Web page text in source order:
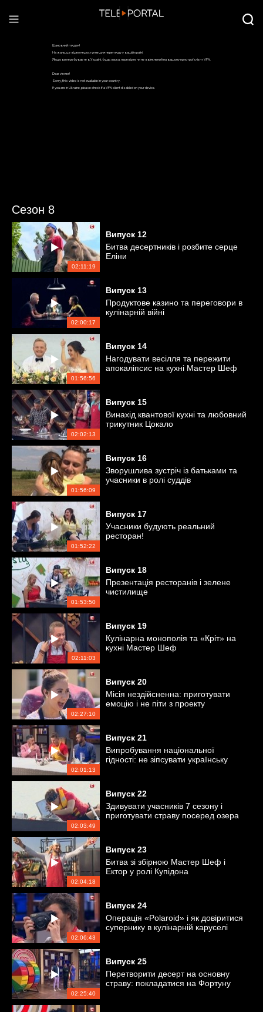
Сезон 8
02:11:19
Випуск 12
Битва десертників і розбите серце
Еліни
02:00:17
Випуск 13
Продуктове казино та переговори в
кулінарній війні
01:56:56
Випуск 14
Нагодувати весілля та пережити
апокаліпсис на кухні Мастер Шеф
02:02:13
Випуск 15
Винахід квантової кухні та любовний
трикутник Цокало
01:56:09
Випуск 16
Зворушлива зустріч із батьками та
учасники в ролі суддів
01:52:22
Випуск 17
Учасники будують реальний
ресторан!
01:53:50
Випуск 18
Презентація ресторанів і зелене
чистилище
02:11:03
Випуск 19
Кулінарна монополія та «Кріт» на
кухні Мастер Шеф
02:27:10
Випуск 20
Місія нездійсненна: приготувати
емоцію і не піти з проекту
02:01:13
Випуск 21
Випробування національної
гідності: не зіпсувати українську
02:03:49
Випуск 22
Здивувати учасників 7 сезону і
приготувати страву посеред озера
02:04:18
Випуск 23
Битва зі збірною Мастер Шеф і
Ектор у ролі Купідона
02:06:43
Випуск 24
Операція «Polaroid» і як довіритися
супернику в кулінарній каруселі
02:25:40
Випуск 25
Перетворити десерт на основну
страву: покладатися на Фортуну